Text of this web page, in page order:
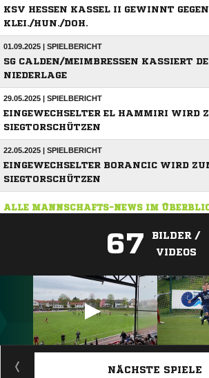
KSV HESSEN KASSEL II GEWINNT GEGEN
KLEI./HUN./DOH.
01.09.2025 | SPIELBERICHT
SG CALDEN/MEIMBRESSEN KASSIERT
NIEDERLAGE
29.05.2025 | SPIELBERICHT
EINGEWECHSELTER EL HAMMIRI WIRD
SIEGTORSCHÜTZEN
22.05.2025 | SPIELBERICHT
EINGEWECHSELTER BORANCIC WIRD
SIEGTORSCHÜTZEN
ALLE MANNSCHAFTS-NEWS IM
67
BILDER /
VIDEOS
ANZEIGE
NÄCHSTE SPIELE